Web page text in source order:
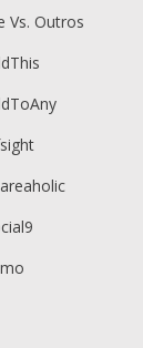
Vs. Outros